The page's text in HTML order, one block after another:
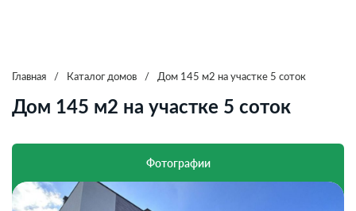
Главная / Каталог домов / Дом 145 м2 на участке 5 соток
Дом 145 м2 на участке 5 соток
Фотографии